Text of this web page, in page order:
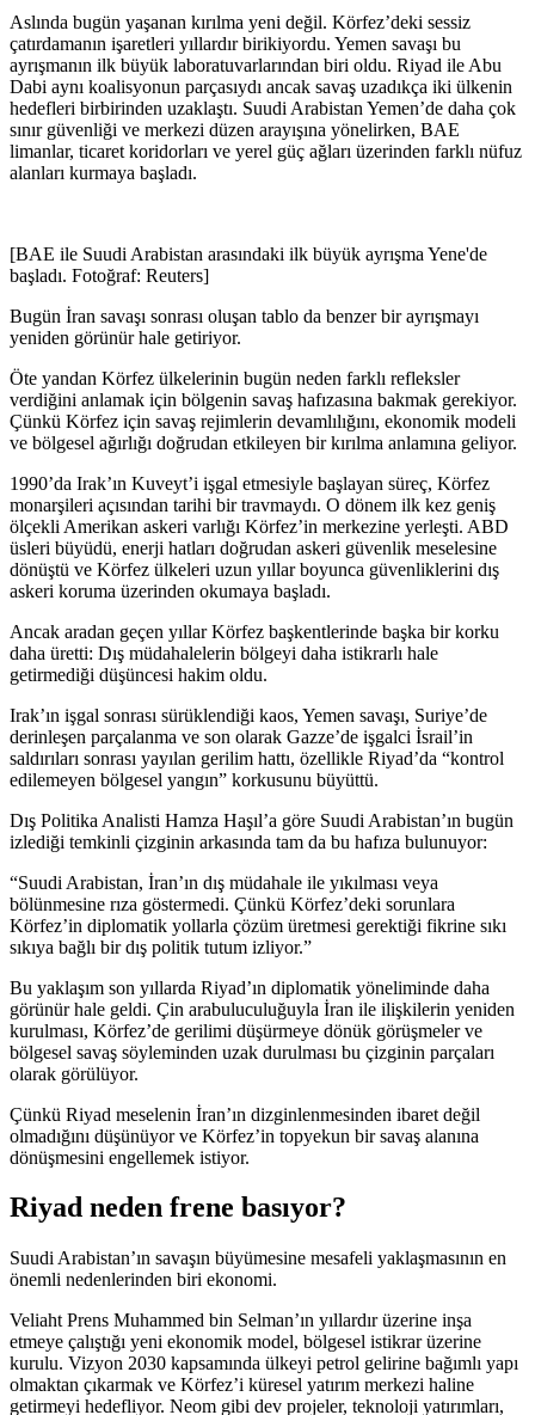
Aslında bugün yaşanan kırılma yeni değil. Körfez’deki sessiz
çatırdamanın işaretleri yıllardır birikiyordu. Yemen savaşı bu
ayrışmanın ilk büyük laboratuvarlarından biri oldu. Riyad ile Abu
Dabi aynı koalisyonun parçasıydı ancak savaş uzadıkça iki ülkenin
hedefleri birbirinden uzaklaştı. Suudi Arabistan Yemen’de daha çok
sınır güvenliği ve merkezi düzen arayışına yönelirken, BAE
limanlar, ticaret koridorları ve yerel güç ağları üzerinden farklı nüfuz
alanları kurmaya başladı.
[BAE ile Suudi Arabistan arasındaki ilk büyük ayrışma Yene'de
başladı. Fotoğraf: Reuters]
Bugün İran savaşı sonrası oluşan tablo da benzer bir ayrışmayı
yeniden görünür hale getiriyor.
Öte yandan Körfez ülkelerinin bugün neden farklı refleksler
verdiğini anlamak için bölgenin savaş hafızasına bakmak gerekiyor.
Çünkü Körfez için savaş rejimlerin devamlılığını, ekonomik modeli
ve bölgesel ağırlığı doğrudan etkileyen bir kırılma anlamına geliyor.
1990’da Irak’ın Kuveyt’i işgal etmesiyle başlayan süreç, Körfez
monarşileri açısından tarihi bir travmaydı. O dönem ilk kez geniş
ölçekli Amerikan askeri varlığı Körfez’in merkezine yerleşti. ABD
üsleri büyüdü, enerji hatları doğrudan askeri güvenlik meselesine
dönüştü ve Körfez ülkeleri uzun yıllar boyunca güvenliklerini dış
askeri koruma üzerinden okumaya başladı.
Ancak aradan geçen yıllar Körfez başkentlerinde başka bir korku
daha üretti: Dış müdahalelerin bölgeyi daha istikrarlı hale
getirmediği düşüncesi hakim oldu.
Irak’ın işgal sonrası sürüklendiği kaos, Yemen savaşı, Suriye’de
derinleşen parçalanma ve son olarak Gazze’de işgalci İsrail’in
saldırıları sonrası yayılan gerilim hattı, özellikle Riyad’da “kontrol
edilemeyen bölgesel yangın” korkusunu büyüttü.
Dış Politika Analisti Hamza Haşıl’a göre Suudi Arabistan’ın bugün
izlediği temkinli çizginin arkasında tam da bu hafıza bulunuyor:
“Suudi Arabistan, İran’ın dış müdahale ile yıkılması veya
bölünmesine rıza göstermedi. Çünkü Körfez’deki sorunlara
Körfez’in diplomatik yollarla çözüm üretmesi gerektiği fikrine sıkı
sıkıya bağlı bir dış politik tutum izliyor.”
Bu yaklaşım son yıllarda Riyad’ın diplomatik yöneliminde daha
görünür hale geldi. Çin arabuluculuğuyla İran ile ilişkilerin yeniden
kurulması, Körfez’de gerilimi düşürmeye dönük görüşmeler ve
bölgesel savaş söyleminden uzak durulması bu çizginin parçaları
olarak görülüyor.
Çünkü Riyad meselenin İran’ın dizginlenmesinden ibaret değil
olmadığını düşünüyor ve Körfez’in topyekun bir savaş alanına
dönüşmesini engellemek istiyor.
Riyad neden frene basıyor?
Suudi Arabistan’ın savaşın büyümesine mesafeli yaklaşmasının en
önemli nedenlerinden biri ekonomi.
Veliaht Prens Muhammed bin Selman’ın yıllardır üzerine inşa
etmeye çalıştığı yeni ekonomik model, bölgesel istikrar üzerine
kurulu. Vizyon 2030 kapsamında ülkeyi petrol gelirine bağımlı yapı
olmaktan çıkarmak ve Körfez’i küresel yatırım merkezi haline
getirmeyi hedefliyor. Neom gibi dev projeler, teknoloji yatırımları,